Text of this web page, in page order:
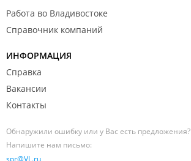
Работа во Владивостоке
Справочник компаний
ИНФОРМАЦИЯ
Справка
Вакансии
Контакты
Обнаружили ошибку или у Вас есть предложения?
Напишите нам письмо:
spr@VL.ru